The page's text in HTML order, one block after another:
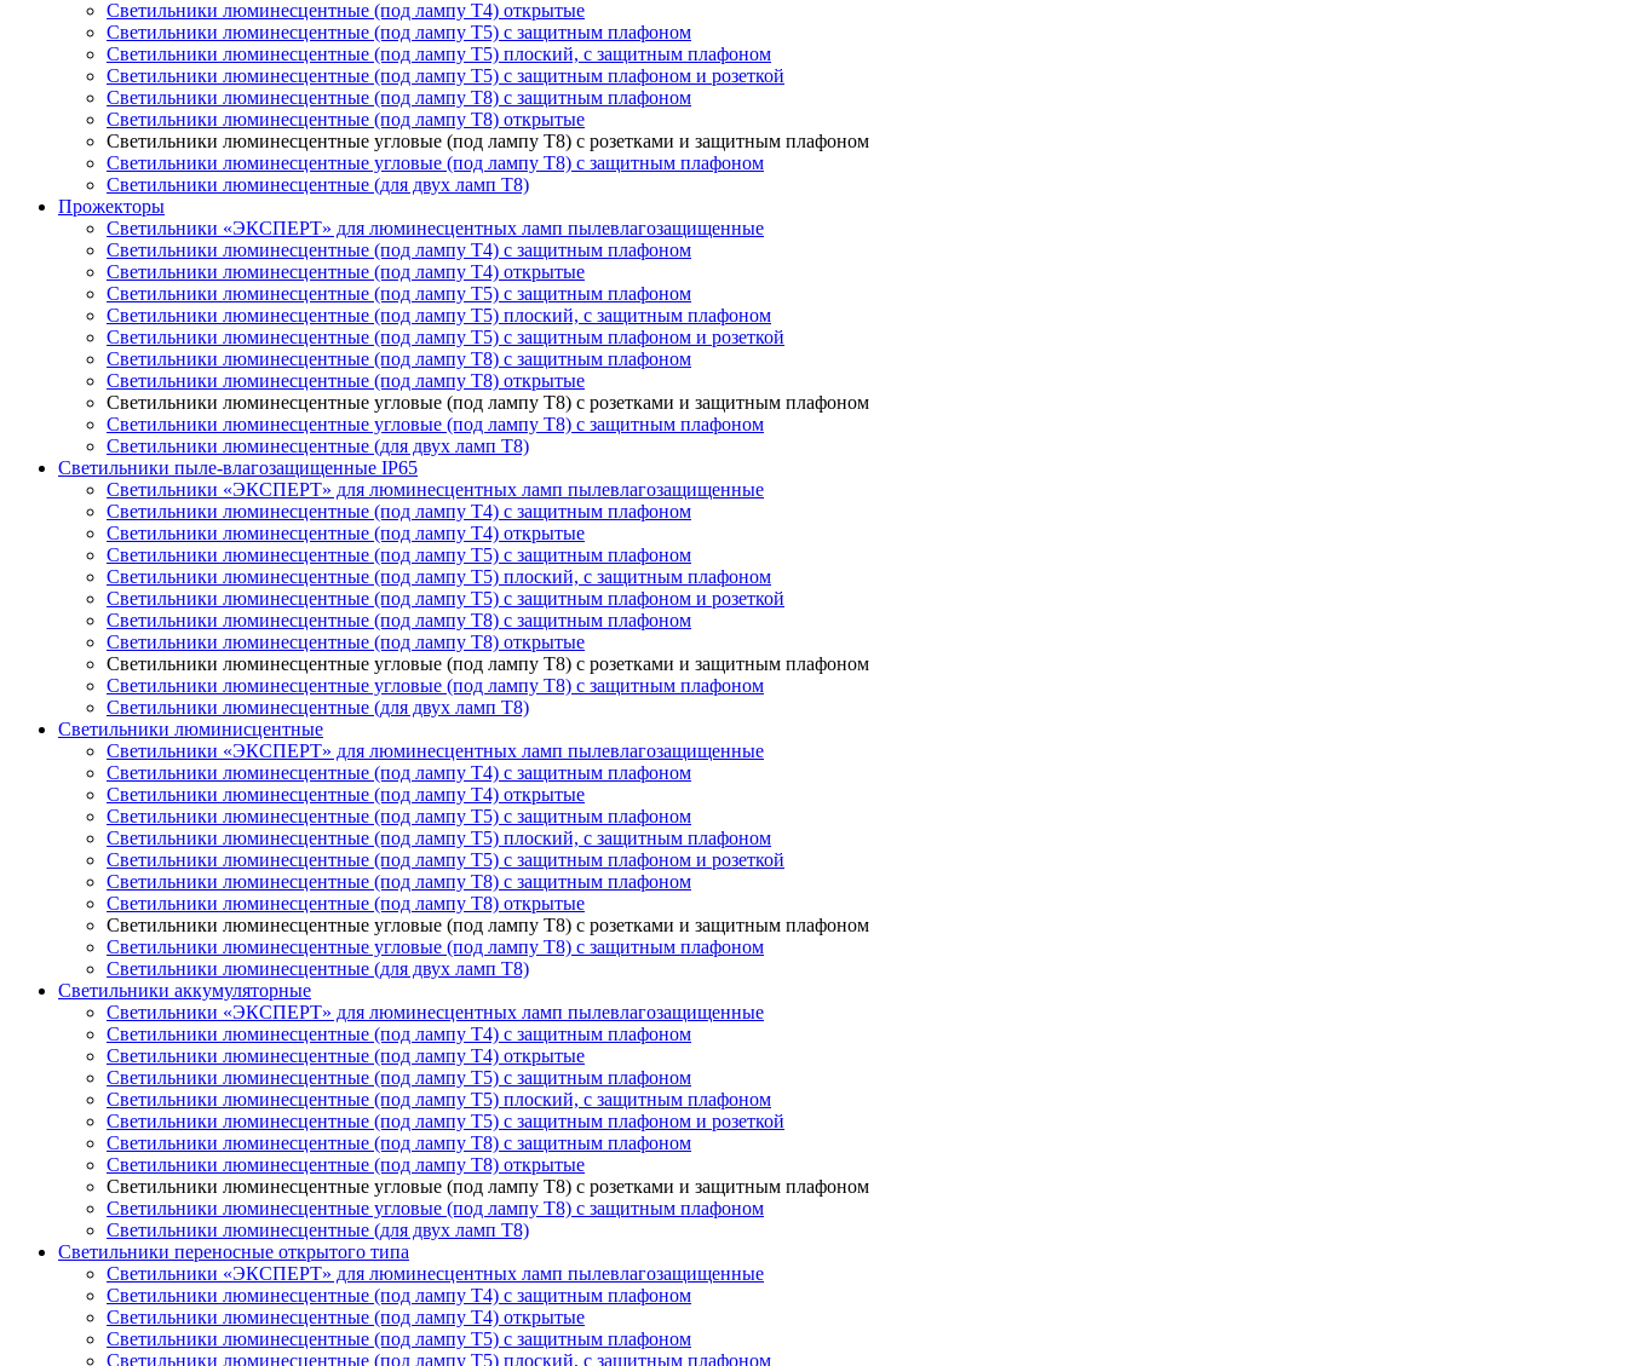
Светильники люминесцентные (под лампу Т4) открытые
Светильники люминесцентные (под лампу Т5) с защитным плафоном
Светильники люминесцентные (под лампу Т5) плоский, с защитным плафоном
Светильники люминесцентные (под лампу Т5) с защитным плафоном и розеткой
Светильники люминесцентные (под лампу T8) с защитным плафоном
Светильники люминесцентные (под лампу T8) открытые
Светильники люминесцентные угловые (под лампу T8) с розетками и защитным плафоном
Светильники люминесцентные угловые (под лампу T8) с защитным плафоном
Светильники люминесцентные (для двух ламп T8)
Прожекторы
Светильники «ЭКСПЕРТ» для люминесцентных ламп пылевлагозащищенные
Светильники люминесцентные (под лампу Т4) с защитным плафоном
Светильники люминесцентные (под лампу Т4) открытые
Светильники люминесцентные (под лампу Т5) с защитным плафоном
Светильники люминесцентные (под лампу Т5) плоский, с защитным плафоном
Светильники люминесцентные (под лампу Т5) с защитным плафоном и розеткой
Светильники люминесцентные (под лампу T8) с защитным плафоном
Светильники люминесцентные (под лампу T8) открытые
Светильники люминесцентные угловые (под лампу T8) с розетками и защитным плафоном
Светильники люминесцентные угловые (под лампу T8) с защитным плафоном
Светильники люминесцентные (для двух ламп T8)
Светильники пыле-влагозащищенные IP65
Светильники «ЭКСПЕРТ» для люминесцентных ламп пылевлагозащищенные
Светильники люминесцентные (под лампу Т4) с защитным плафоном
Светильники люминесцентные (под лампу Т4) открытые
Светильники люминесцентные (под лампу Т5) с защитным плафоном
Светильники люминесцентные (под лампу Т5) плоский, с защитным плафоном
Светильники люминесцентные (под лампу Т5) с защитным плафоном и розеткой
Светильники люминесцентные (под лампу T8) с защитным плафоном
Светильники люминесцентные (под лампу T8) открытые
Светильники люминесцентные угловые (под лампу T8) с розетками и защитным плафоном
Светильники люминесцентные угловые (под лампу T8) с защитным плафоном
Светильники люминесцентные (для двух ламп T8)
Светильники люминисцентные
Светильники «ЭКСПЕРТ» для люминесцентных ламп пылевлагозащищенные
Светильники люминесцентные (под лампу Т4) с защитным плафоном
Светильники люминесцентные (под лампу Т4) открытые
Светильники люминесцентные (под лампу Т5) с защитным плафоном
Светильники люминесцентные (под лампу Т5) плоский, с защитным плафоном
Светильники люминесцентные (под лампу Т5) с защитным плафоном и розеткой
Светильники люминесцентные (под лампу T8) с защитным плафоном
Светильники люминесцентные (под лампу T8) открытые
Светильники люминесцентные угловые (под лампу T8) с розетками и защитным плафоном
Светильники люминесцентные угловые (под лампу T8) с защитным плафоном
Светильники люминесцентные (для двух ламп T8)
Светильники аккумуляторные
Светильники «ЭКСПЕРТ» для люминесцентных ламп пылевлагозащищенные
Светильники люминесцентные (под лампу Т4) с защитным плафоном
Светильники люминесцентные (под лампу Т4) открытые
Светильники люминесцентные (под лампу Т5) с защитным плафоном
Светильники люминесцентные (под лампу Т5) плоский, с защитным плафоном
Светильники люминесцентные (под лампу Т5) с защитным плафоном и розеткой
Светильники люминесцентные (под лампу T8) с защитным плафоном
Светильники люминесцентные (под лампу T8) открытые
Светильники люминесцентные угловые (под лампу T8) с розетками и защитным плафоном
Светильники люминесцентные угловые (под лампу T8) с защитным плафоном
Светильники люминесцентные (для двух ламп T8)
Светильники переносные открытого типа
Светильники «ЭКСПЕРТ» для люминесцентных ламп пылевлагозащищенные
Светильники люминесцентные (под лампу Т4) с защитным плафоном
Светильники люминесцентные (под лампу Т4) открытые
Светильники люминесцентные (под лампу Т5) с защитным плафоном
Светильники люминесцентные (под лампу Т5) плоский, с защитным плафоном